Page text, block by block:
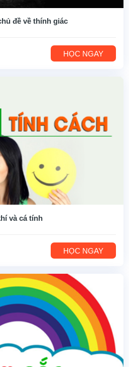
đề về thính giác
HỌC NGAY
và cá tính
HỌC NGAY